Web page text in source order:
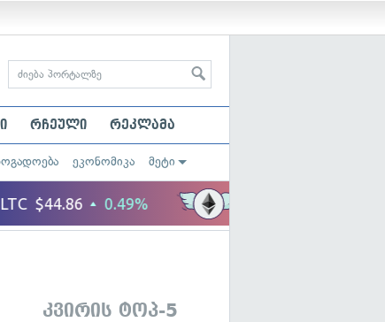
რჩეული რეკლამა
ეკონომიკა მეტი
კვირის ტოპ-5